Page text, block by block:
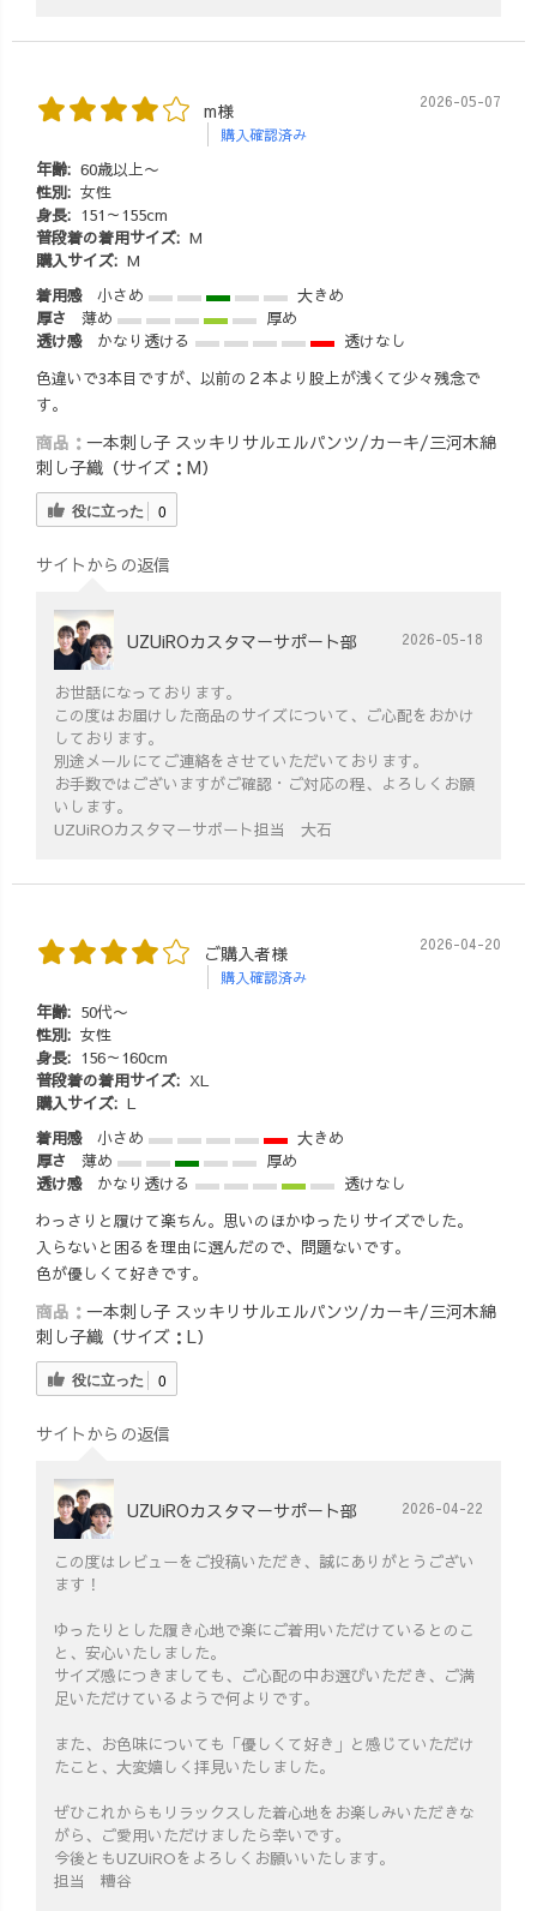
m様
購入確認済み
2026-05-07
年齢: 60歳以上〜
性別: 女性
身長: 151～155cm
普段着の着用サイズ: M
購入サイズ: M
着用感
小さめ
大きめ
厚さ
薄め
厚め
透け感
かなり透ける
透けなし
色違いで3本目ですが、以前の２本より股上が浅くて少々残念で
す。
商品： 一本刺し子 スッキリサルエルパンツ/カーキ/三河木綿
刺し子織（サイズ：M）
役に立った 0
サイトからの返信
UZUiROカスタマーサポート部 2026-05-18
お世話になっております。
この度はお届けした商品のサイズについて、ご心配をおかけ
しております。
別途メールにてご連絡をさせていただいております。
お手数ではございますがご確認・ご対応の程、よろしくお願
いします。
UZUiROカスタマーサポート担当 大石
ご購入者様
購入確認済み
2026-04-20
年齢: 50代〜
性別: 女性
身長: 156～160cm
普段着の着用サイズ: XL
購入サイズ: L
着用感
小さめ
大きめ
厚さ
薄め
厚め
透け感
かなり透ける
透けなし
わっさりと履けて楽ちん。思いのほかゆったりサイズでした。
入らないと困るを理由に選んだので、問題ないです。
色が優しくて好きです。
商品： 一本刺し子 スッキリサルエルパンツ/カーキ/三河木綿
刺し子織（サイズ：L）
役に立った 0
サイトからの返信
UZUiROカスタマーサポート部 2026-04-22
この度はレビューをご投稿いただき、誠にありがとうござい
ます！
ゆったりとした履き心地で楽にご着用いただけているとのこ
と、安心いたしました。
サイズ感につきましても、ご心配の中お選びいただき、ご満
足いただけているようで何よりです。
また、お色味についても「優しくて好き」と感じていただけ
たこと、大変嬉しく拝見いたしました。
ぜひこれからもリラックスした着心地をお楽しみいただきな
がら、ご愛用いただけましたら幸いです。
今後ともUZUiROをよろしくお願いいたします。
担当 糟谷